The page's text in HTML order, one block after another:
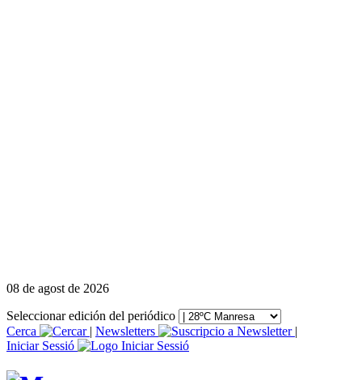
08 de agost de 2026
Seleccionar edición del periódico
Cerca
| Newsletters
|
Iniciar Sessió